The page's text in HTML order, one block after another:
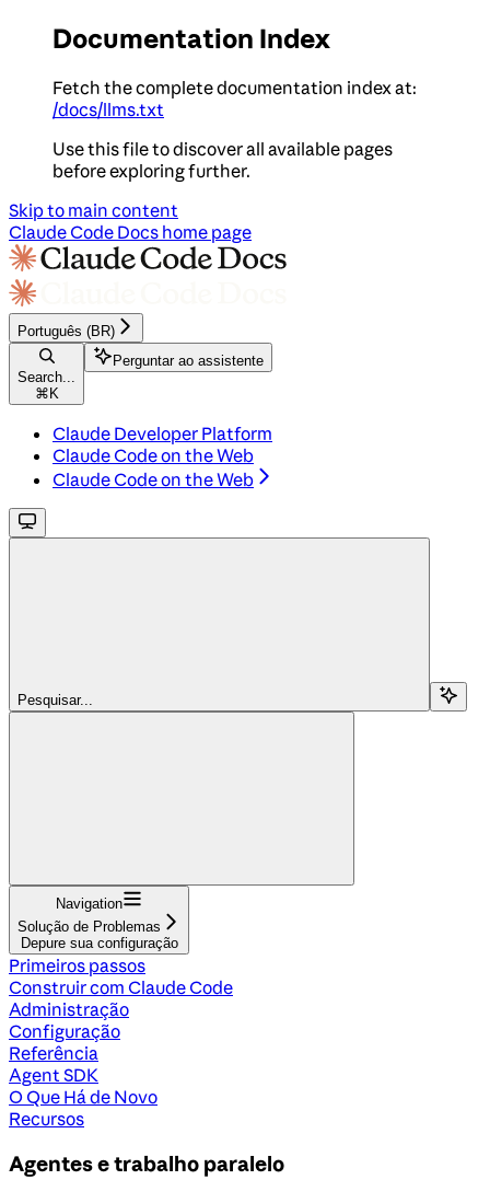
Documentation Index
Fetch the complete documentation index at:
/docs/llms.txt
Use this file to discover all available pages
before exploring further.
Skip to main content
Claude Code Docs home page
Português (BR)
Search...
⌘ K
Perguntar ao assistente
Claude Developer Platform
Claude Code on the Web
Claude Code on the Web
Pesquisar...
Navigation
Solução de Problemas
Depure sua configuração
Primeiros passos
Construir com Claude Code
Administração
Configuração
Referência
Agent SDK
O Que Há de Novo
Recursos
Agentes e trabalho paralelo